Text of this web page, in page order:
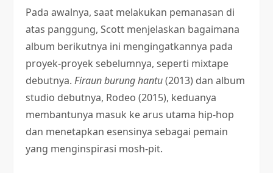
Pada awalnya, saat melakukan pemanasan di
atas panggung, Scott menjelaskan bagaimana
album berikutnya ini mengingatkannya pada
proyek-proyek sebelumnya, seperti mixtape
debutnya.Firaun burung hantu(2013) dan album
studio debutnya, Rodeo (2015), keduanya
membantunya masuk ke arus utama hip-hop
dan menetapkan esensinya sebagai pemain
yang menginspirasi mosh-pit.